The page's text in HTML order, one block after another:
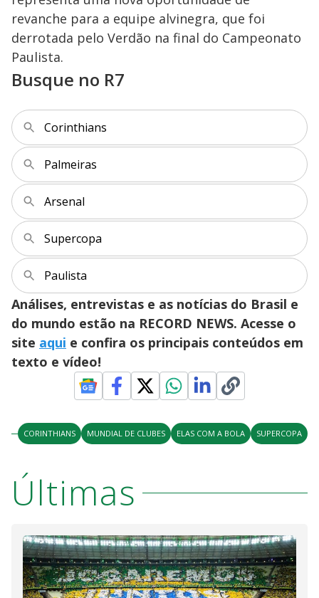
d
o
revanche para a equipe alvinegra, que foi
derrotada pelo Verdão na final do Campeonato
Paulista.
Busque no R7
Corinthians
Palmeiras
Arsenal
Supercopa
Paulista
Análises, entrevistas e as notícias do Brasil e
do mundo estão na RECORD NEWS. Acesse o
site aqui e confira os principais conteúdos em
texto e vídeo!
CORINTHIANS MUNDIAL DE CLUBES ELAS COM A BOLA SUPERCOPA
Últimas